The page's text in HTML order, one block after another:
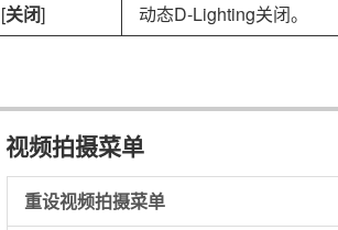
[关闭] 动态D-Lighting关闭。
视频拍摄菜单
重设视频拍摄菜单